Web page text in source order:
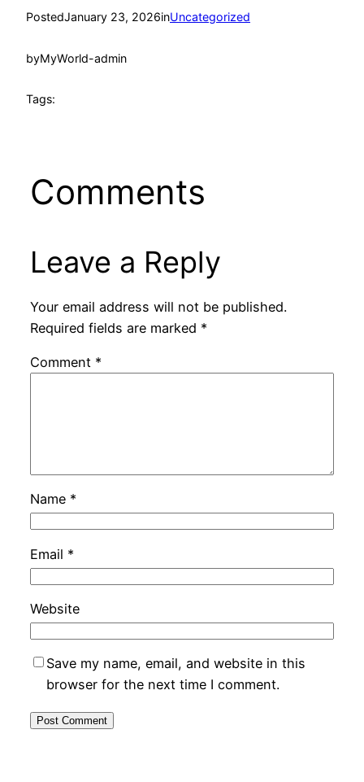
PostedJanuary 23, 2026inUncategorized
byMyWorld-admin
Tags:
Comments
Leave a Reply
Your email address will not be published.
Required fields are marked *
Comment *
Name *
Email *
Website
Save my name, email, and website in this
browser for the next time I comment.